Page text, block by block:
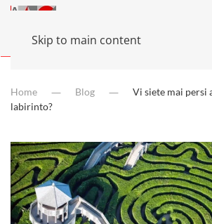
Skip to main content
Home Blog
Vi siete mai persi
labirinto?